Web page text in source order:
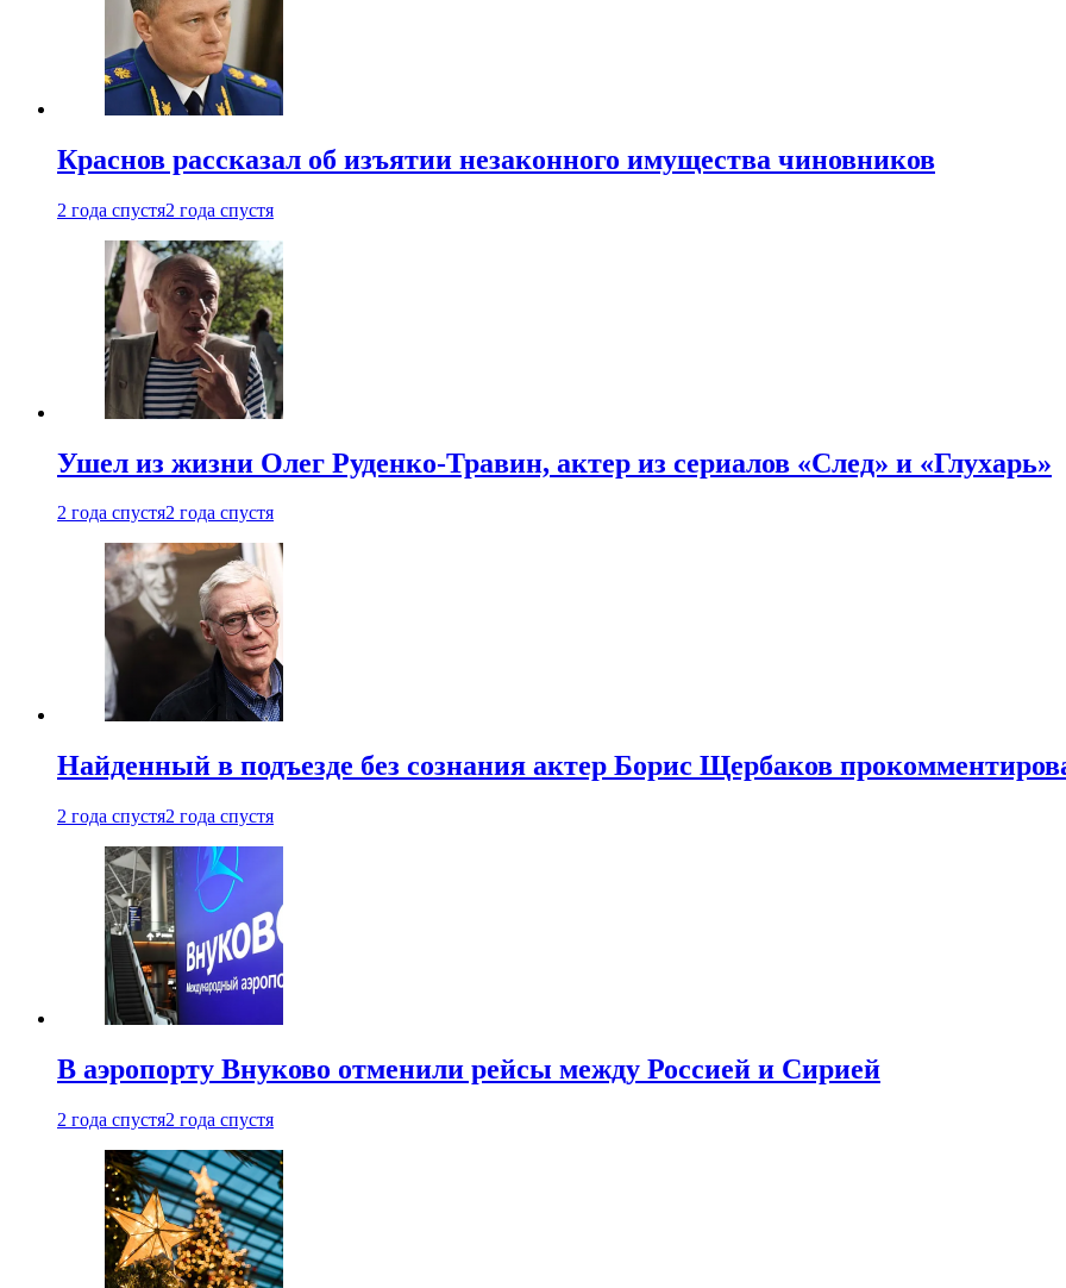
Краснов рассказал об изъятии незаконного имущества чиновников
2 года спустя2 года спустя
Ушел из жизни Олег Руденко-Травин, актер из сериалов «След» и «Глухарь»
2 года спустя2 года спустя
Найденный в подъезде без сознания актер Борис Щербаков
2 года спустя2 года спустя
В аэропорту Внуково отменили рейсы между Россией и Сирией
2 года спустя2 года спустя